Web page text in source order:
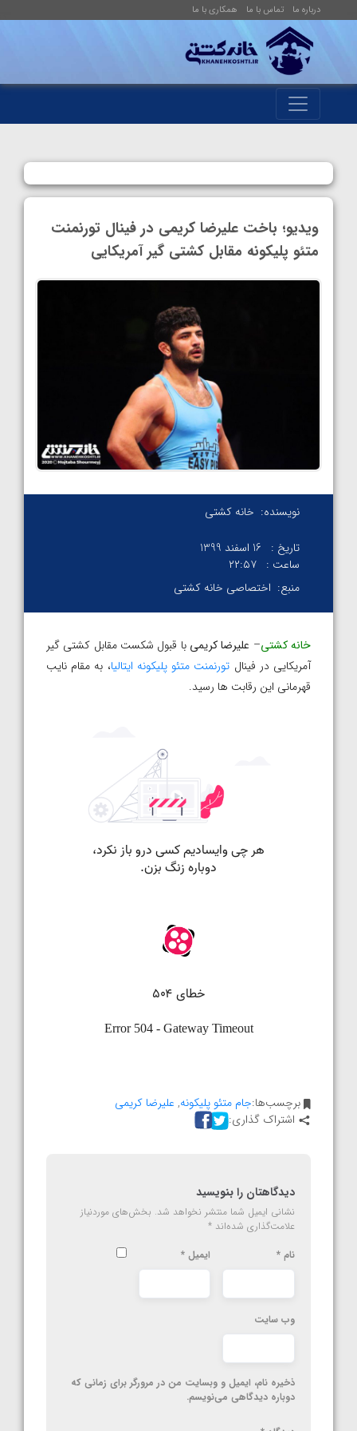
درباره ما تماس با ما همکاری با ما
ویدیو؛ باخت علیرضا کریمی در فینال تورنمنت
متئو پلیکونه مقابل کشتی گیر آمریکایی
نویسنده: خانه کشتی
تاریخ :
16 اسفند 1399
ساعت : ۲۲:۵۷
منبع: اختصاصی خانه کشتی
خانه کشتی– علیرضا کریمی با قبول شکست مقابل کشتی گیر
آمریکایی در فینال تورنمنت متئو پلیکونه ایتالیا، به مقام نایب
قهرمانی این رقابت ها رسید.
برچسب‌ها:جام متئو پلیکونه, علیرضا کریمی
اشتراک گذاری:
دیدگاهتان را بنویسید
نشانی ایمیل شما منتشر نخواهد شد. بخش‌های موردنیاز
علامت‌گذاری شده‌اند *
نام * ایمیل *
وب‌ سایت
ذخیره نام، ایمیل و وبسایت من در مرورگر برای زمانی که
دوباره دیدگاهی می‌نویسم.